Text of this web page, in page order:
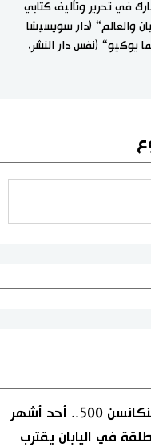
للنشر، 2025). كما شارك في تحرير وتأليف كتابي
والعالم“ (دار سويسيشا
يوكيو“ (نفس دار النشر،
وداعًا لشينكانسن 500.. أحد أشهر
في اليابان يقترب